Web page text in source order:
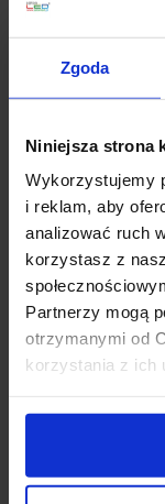
Zgoda
Niniejsza strona
Wykorzystujemy
i reklam, aby
analizować ruch
korzystasz z
Partnerzy mogą
otrzymanymi od
korzystania z ich
kablem
4,99 zł
taśm LED RGB
Zobacz